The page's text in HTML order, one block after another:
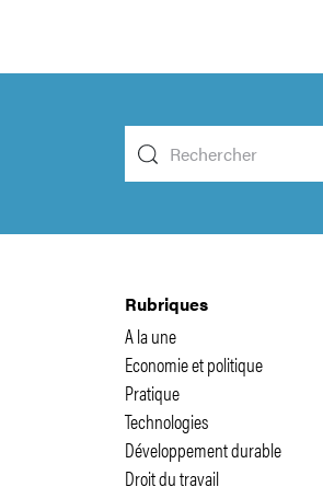
Rubriques
A la une
Economie et politique
Pratique
Technologies
Développement durable
Droit du travail